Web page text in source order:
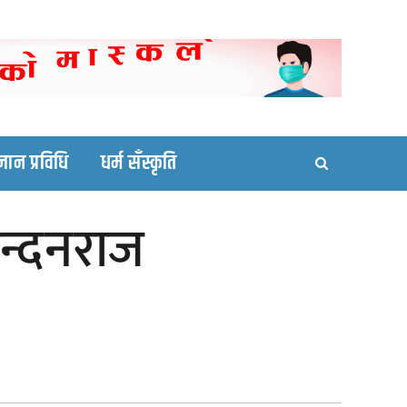
site
प्रविधि धर्म सँस्कृति